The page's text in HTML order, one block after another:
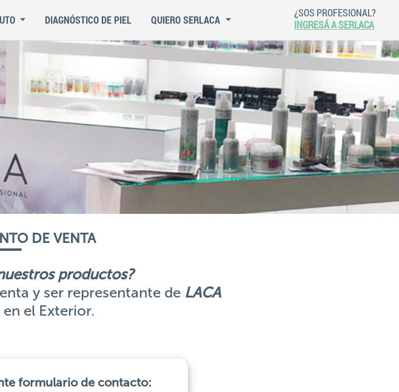
DIAGNÓSTICO DE PIEL QUIERO SERLACA
¿SOS PROFESIONAL?
INGRESÁ A SERLACA
DE VENTA
productos?
y ser representante de LACA
el Exterior.
formulario de contacto: